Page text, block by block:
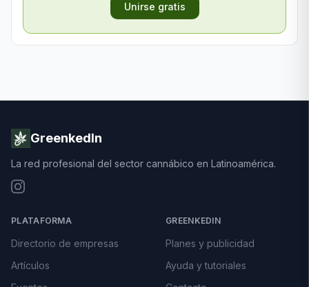
Unirse gratis
GreenkedIn
La red profesional del sector cannábico en Latinoamérica.
PLATAFORMA
Directorio de empresas
Artículos
GREENKEDIN
Planes y publicidad
Ayuda y tutoriales